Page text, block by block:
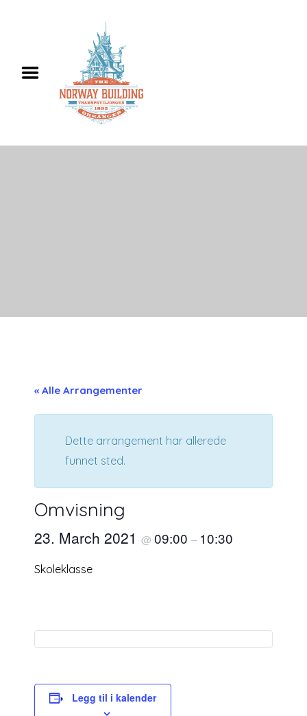
« Alle Arrangementer
Dette arrangement har allerede
funnet sted.
Omvisning
23. March 2021 @ 09:00 – 10:30
Skoleklasse
Legg til i kalender
Utleie